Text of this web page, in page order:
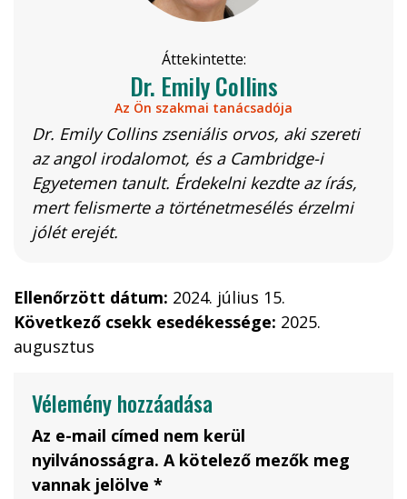
Áttekintette:
Dr. Emily Collins
Az Ön szakmai tanácsadója
Dr. Emily Collins zseniális orvos, aki szereti
az angol irodalomot, és a Cambridge-i
Egyetemen tanult. Érdekelni kezdte az írás,
mert felismerte a történetmesélés érzelmi
jólét erejét.
Ellenőrzött dátum: 2024. július 15.
Következő csekk esedékessége: 2025.
augusztus
Vélemény hozzáadása
Az e-mail címed nem kerül
nyilvánosságra. A kötelező mezők meg
vannak jelölve *